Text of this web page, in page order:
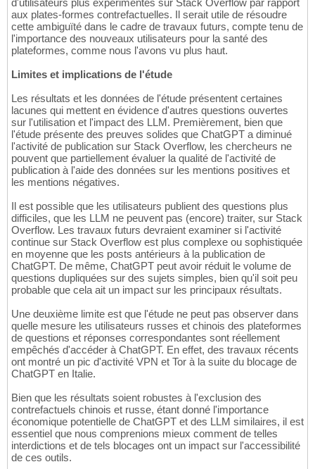
aux plates-formes contrefactuelles. Il serait utile de résoudre
cette ambiguïté dans le cadre de travaux futurs, compte tenu de
l'importance des nouveaux utilisateurs pour la santé des
plateformes, comme nous l'avons vu plus haut.
Limites et implications de l'étude
Les résultats et les données de l'étude présentent certaines
lacunes qui mettent en évidence d'autres questions ouvertes
sur l'utilisation et l'impact des LLM. Premièrement, bien que
l'étude présente des preuves solides que ChatGPT a diminué
l'activité de publication sur Stack Overflow, les chercheurs ne
pouvent que partiellement évaluer la qualité de l'activité de
publication à l'aide des données sur les mentions positives et
les mentions négatives.
Il est possible que les utilisateurs publient des questions plus
difficiles, que les LLM ne peuvent pas (encore) traiter, sur Stack
Overflow. Les travaux futurs devraient examiner si l'activité
continue sur Stack Overflow est plus complexe ou sophistiquée
en moyenne que les posts antérieurs à la publication de
ChatGPT. De même, ChatGPT peut avoir réduit le volume de
questions dupliquées sur des sujets simples, bien qu'il soit peu
probable que cela ait un impact sur les principaux résultats.
Une deuxième limite est que l'étude ne peut pas observer dans
quelle mesure les utilisateurs russes et chinois des plateformes
de questions et réponses correspondantes sont réellement
empêchés d'accéder à ChatGPT. En effet, des travaux récents
ont montré un pic d'activité VPN et Tor à la suite du blocage de
ChatGPT en Italie.
Bien que les résultats soient robustes à l'exclusion des
contrefactuels chinois et russe, étant donné l'importance
économique potentielle de ChatGPT et des LLM similaires, il est
essentiel que nous comprenions mieux comment de telles
interdictions et de tels blocages ont un impact sur l'accessibilité
de ces outils.